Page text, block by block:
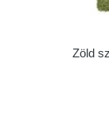
Zöld